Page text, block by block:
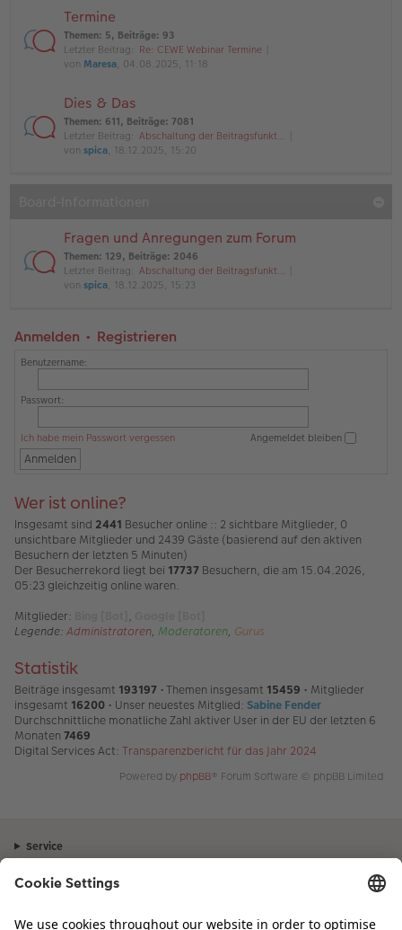
Termine
Themen: 5, Beiträge: 93
Letzter Beitrag: Re: CEWE Webinar Termine
von Maresa, 04.08.2025, 11:18
Dies & Das
Themen: 611, Beiträge: 7081
Letzter Beitrag: Abschaltung der Beitragsfunkt…
von spica, 18.12.2025, 15:20
Fragen und Anregungen zum Forum
Themen: 129, Beiträge: 2046
Letzter Beitrag: Abschaltung der Beitragsfunkt…
von spica, 18.12.2025, 15:23
Anmelden • Registrieren
Benutzername:
Passwort:
Ich habe mein Passwort vergessen Angemeldet bleiben
Wer ist online?
Insgesamt sind 2441 Besucher online :: 2 sichtbare Mitglieder, 0
unsichtbare Mitglieder und 2439 Gäste (basierend auf den aktiven
Besuchern der letzten 5 Minuten)
Der Besucherrekord liegt bei 17737 Besuchern, die am 15.04.2026,
05:23 gleichzeitig online waren.
Mitglieder:
,
Legende: Administratoren, Moderatoren, Gurus
Statistik
Beiträge insgesamt 193197 • Themen insgesamt 15459 • Mitglieder
insgesamt 16200 • Unser neuestes Mitglied: Sabine Fender
Durchschnittliche monatliche Zahl aktiver User in der EU der letzten 6
Monaten 7469
Digital Services Act: Transparenzbericht für das Jahr 2024
Powered by phpBB® Forum Software © phpBB Limited
Service